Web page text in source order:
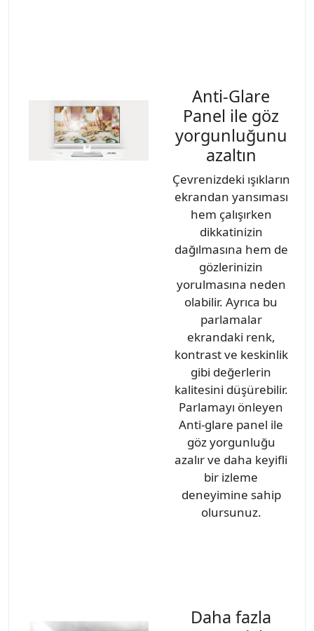
Anti-Glare
Panel ile göz
yorgunluğunu
azaltın
Çevrenizdeki ışıkların
ekrandan yansıması
hem çalışırken
dikkatinizin
dağılmasına hem de
gözlerinizin
yorulmasına neden
olabilir. Ayrıca bu
parlamalar
ekrandaki renk,
kontrast ve keskinlik
gibi değerlerin
kalitesini düşürebilir.
Parlamayı önleyen
Anti-glare panel ile
göz yorgunluğu
azalır ve daha keyifli
bir izleme
deneyimine sahip
olursunuz.
Daha fazla